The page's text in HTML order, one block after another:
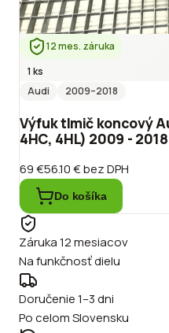
12 mes. záruka
1 ks
Audi
2009–2018
Výfuk tlmič koncový
4HC, 4HL) 2009 - 2018
69 €56.10 €bez DPH
Do košíka
Záruka 12 mesiacov
Na funkčnosť dielu
Doručenie 1–3 dni
Po celom Slovensku